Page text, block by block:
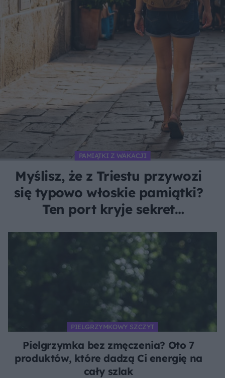
PAMIĄTKI Z WAKACJI
Myślisz, że z Triestu przywozi
się typowo włoskie pamiątki?
Ten port kryje sekret
PIELGRZYMKOWY SZCZYT
Pielgrzymka bez zmęczenia? Oto 7
produktów, które dadzą Ci energię na
cały szlak